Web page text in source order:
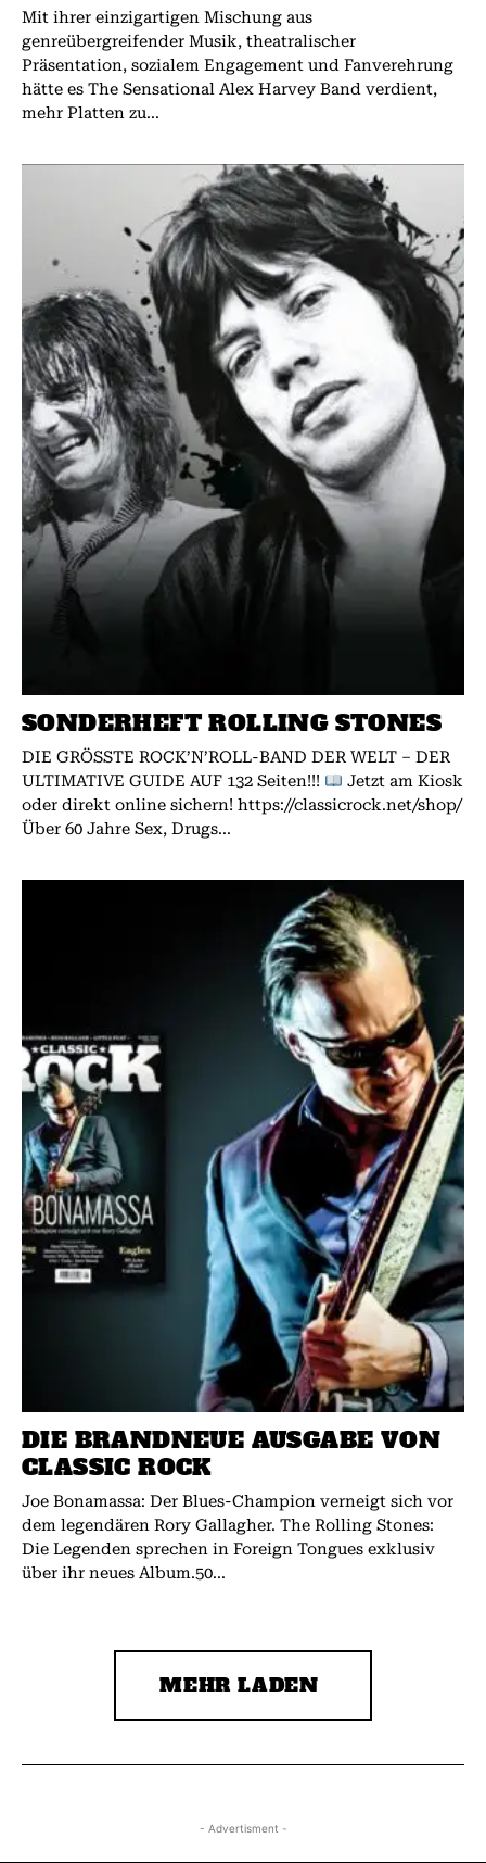
Mit ihrer einzigartigen Mischung aus
genreübergreifender Musik, theatralischer
Präsentation, sozialem Engagement und Fanverehrung
hätte es The Sensational Alex Harvey Band verdient,
mehr Platten zu...
SONDERHEFT ROLLING STONES
DIE GRÖSSTE ROCK’N’ROLL-BAND DER WELT – DER
ULTIMATIVE GUIDE AUF 132 Seiten!!!
Jetzt am Kiosk
oder direkt online sichern! https://classicrock.net/shop/
Über 60 Jahre Sex, Drugs...
DIE BRANDNEUE AUSGABE VON
CLASSIC ROCK
Joe Bonamassa: Der Blues-Champion verneigt sich vor
dem legendären Rory Gallagher. The Rolling Stones:
Die Legenden sprechen in Foreign Tongues exklusiv
über ihr neues Album.50...
MEHR LADEN
- Advertisment -